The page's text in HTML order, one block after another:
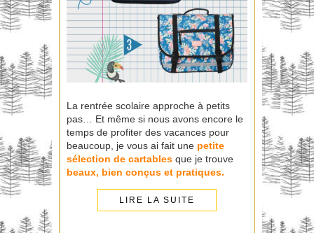
La rentrée scolaire approche à petits
pas… Et même si nous avons encore le
temps de profiter des vacances pour
beaucoup, je vous ai fait une petite
sélection de cartables que je trouve
beaux, bien conçus et pratiques.
LIRE LA SUITE